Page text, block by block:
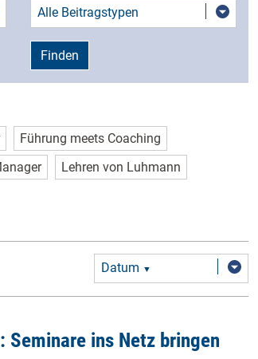
Alle Beitragstypen
Finden
Führung meets Coaching
Lehren von Luhmann
Datum ▼
Seminare ins Netz bringen